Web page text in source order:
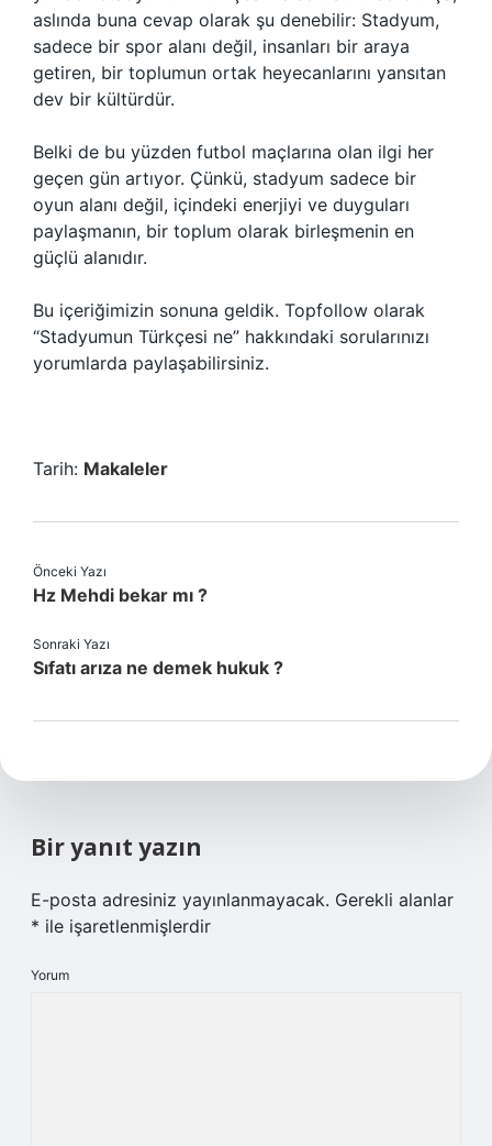
aslında buna cevap olarak şu denebilir: Stadyum,
sadece bir spor alanı değil, insanları bir araya
getiren, bir toplumun ortak heyecanlarını yansıtan
dev bir kültürdür.
Belki de bu yüzden futbol maçlarına olan ilgi her
geçen gün artıyor. Çünkü, stadyum sadece bir
oyun alanı değil, içindeki enerjiyi ve duyguları
paylaşmanın, bir toplum olarak birleşmenin en
güçlü alanıdır.
Bu içeriğimizin sonuna geldik. Topfollow olarak
“Stadyumun Türkçesi ne” hakkındaki sorularınızı
yorumlarda paylaşabilirsiniz.
Tarih: Makaleler
Önceki Yazı
Hz Mehdi bekar mı ?
Sonraki Yazı
Sıfatı arıza ne demek hukuk ?
Bir yanıt yazın
E-posta adresiniz yayınlanmayacak. Gerekli alanlar
* ile işaretlenmişlerdir
Yorum